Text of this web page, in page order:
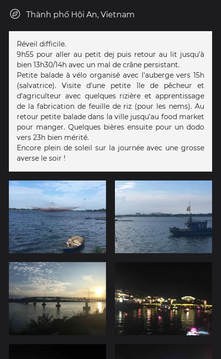
Thành phố Hội An, Vietnam
Réveil difficile.
9h55 pour aller au petit dej puis retour au lit jusqu'à
bien 13h30/14h avec un mal de crâne persistant.
Petite balade à vélo organisé avec l'auberge vers 15h
(salvatrice). Visite d'une petite île de pêcheur et
d'agriculteur avec quelques rizière et apprentissage
de la fabrication de feuille de riz (pour les nems). Au
retour petite balade dans la ville jusqu'au food market
pour manger. Quelques bières ensuite pour un dodo
vers 23h bien mérité.
Encore plein de soleil sur la journée avec une grosse
averse le soir !